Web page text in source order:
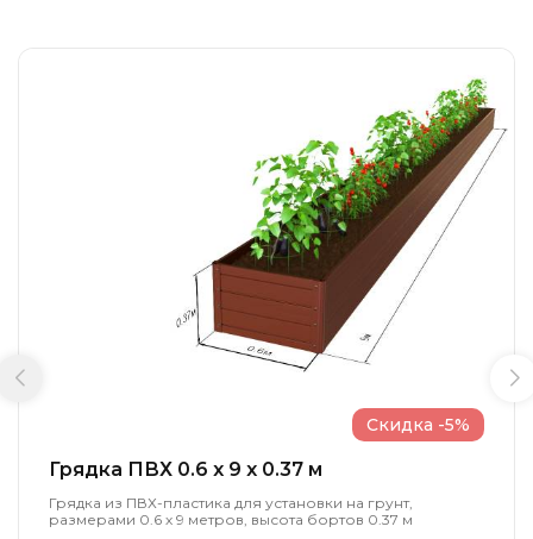
Грядка ПВХ 0.6 x 9 x 0.37 м
Грядка из ПВХ-пластика для установки на грунт,
размерами 0.6 х 9 метров, высота бортов 0.37 м
Скидка -5%